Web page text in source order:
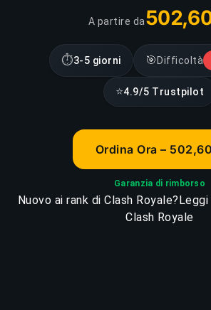
A partire da
⏱3-5 giorni 🎯Difficoltà
⭐4.9/5 Trustpilot
Ordina Ora –
Garanzia di rimborso
Nuovo ai rank di Clash Royale?Leggi
Clash Royale